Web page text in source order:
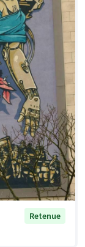
Retenue